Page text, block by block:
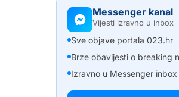
Messenger kanal
Vijesti izravno u inbox
Sve objave portala 023.hr
Brze obavijesti o breaking
Izravno u Messenger inbox